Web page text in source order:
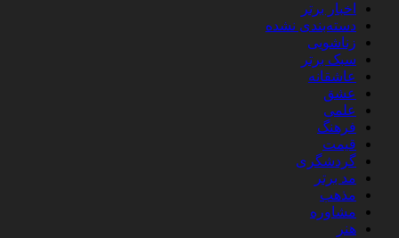
اخبار برتر
دسته‌بندی نشده
زناشویی
سبک برتر
عاشقانه
عشق
علمی
فرهنگ
قیمت
گردشگری
مد برتر
مذهب
مشاوره
هنر